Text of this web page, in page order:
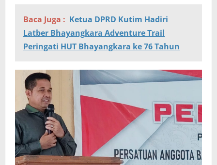
Baca Juga : Ketua DPRD Kutim Hadiri
Latber Bhayangkara Adventure Trail
Peringati HUT Bhayangkara ke 76 Tahun